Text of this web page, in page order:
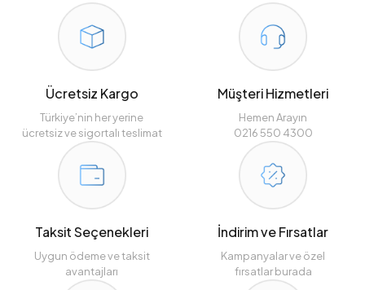
Ücretsiz Kargo
Türkiye’nin her yerine
ücretsiz ve sigortalı teslimat
Müşteri Hizmetleri
Hemen Arayın
0216 550 4300
Taksit Seçenekleri
Uygun ödeme ve taksit
avantajları
İndirim ve Fırsatlar
Kampanyalar ve özel
fırsatlar burada